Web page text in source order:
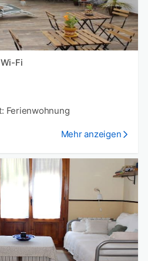
Fi
Ferienwohnung
Mehr anzeigen